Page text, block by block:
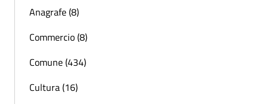
Anagrafe (8)
Commercio (8)
Comune (434)
Cultura (16)